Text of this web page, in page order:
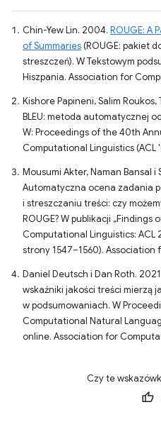
Chin-Yew Lin. 2004. ROUGE: A
of Summaries(ROUGE: pakiet
streszczeń). W Tekstowym
Hiszpania. Association for
Kishore Papineni, Salim
BLEU: metoda automatycznej
W: Proceedings of the 40th
Computational Linguistics (ACL
Mousumi Akter, Naman Bansal
Automatyczna ocena zadania
i streszczaniu treści: czy
ROUGE? W publikacji
Computational Linguistics: ACL
strony 1547–1560).
Daniel Deutsch i Dan Roth.
wskaźniki jakości treści mierzą
w podsumowaniach. W
Computational Natural
online. Association for
Czy te